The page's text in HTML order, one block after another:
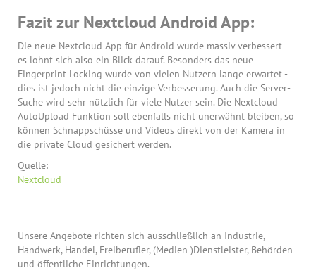
Fazit zur Nextcloud Android App:
Die neue Nextcloud App für Android wurde massiv verbessert -
es lohnt sich also ein Blick darauf. Besonders das neue
Fingerprint Locking wurde von vielen Nutzern lange erwartet -
dies ist jedoch nicht die einzige Verbesserung. Auch die Server-
Suche wird sehr nützlich für viele Nutzer sein. Die Nextcloud
AutoUpload Funktion soll ebenfalls nicht unerwähnt bleiben, so
können Schnappschüsse und Videos direkt von der Kamera in
die private Cloud gesichert werden.
Quelle:
Nextcloud
Unsere Angebote richten sich ausschließlich an Industrie,
Handwerk, Handel, Freiberufler, (Medien-)Dienstleister, Behörden
und öffentliche Einrichtungen.